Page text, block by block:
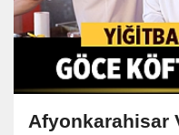
Afyonkarahisar